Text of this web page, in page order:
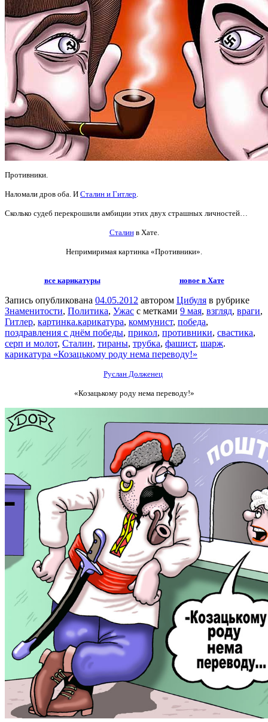
Противники.
Наломали дров оба. И Сталин и Гитлер.
Сколько судеб перекрошили амбиции этих двух страшных личностей…
Сталинв Хате.
Непримиримая картинка «Противники».
все карикатуры новое в Хате
Запись опубликована 04.05.2012 автором Цибуля в рубрике
Знаменитости, Политика, Ужас с метками 9 мая, взгляд, враги,
Гитлер, картинка.карикатура, коммунист, победа,
поздравления с днём победы, прикол, противники, свастика,
серп и молот, Сталин, тираны, трубка, фашист, шарж.
карикатура «Козацькому роду нема переводу!»
Руслан Долженец
«Козацькому роду нема переводу!»